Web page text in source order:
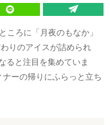
ころに「月夜のもなか」
りのアイスが詰められ
ると注目を集めていま
ーの帰りにふらっと立ち